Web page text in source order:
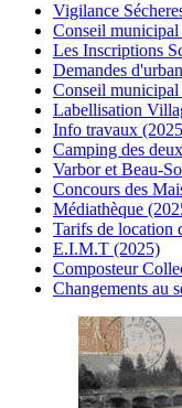
Vigilance
Conseil
Les Inscriptions
Demandes
Conseil
Labellisation
Info travaux
Camping des
Varbor et Beau-
Concours des
Médiathèque
Tarifs de location
E.I.M.T (2025)
Composteur
Changements au